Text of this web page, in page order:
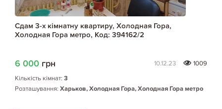
Сдам 3-х кімнатну квартиру, Холодная Гора,
Холодная Гора метро, Код: 394162/2
6 000 грн 10.12.23
1009
Кількість кімнат: 3
Розташування: Харьков, Холодная Гора, Холодная Гора метро